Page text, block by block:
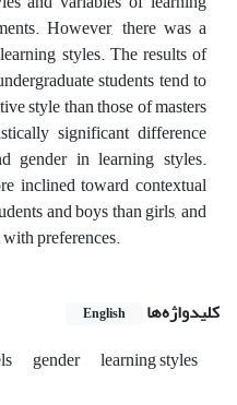
However, there was a
styles. The results of
students tend to
style than those of masters
significant difference
gender in learning styles.
inclined toward contextual
and boys than girls, and
preferences.
کلیدواژه‌ها English
gender learning styles